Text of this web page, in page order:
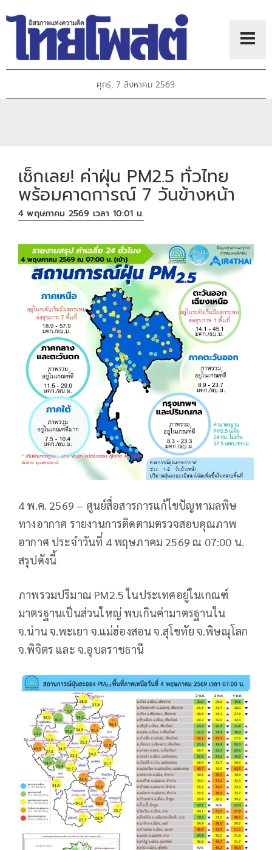
ศุกร์, 7 สิงหาคม 2569
เช็กเลย! ค่าฝุ่น PM2.5 ทั่วไทย
พร้อมคาดการณ์ 7 วันข้างหน้า
4 พฤษภาคม 2569 เวลา 10:01 น.
4 พ.ค. 2569 – ศูนย์สื่อสารการแก้ไขปัญหามลพิษ
ทางอากาศ รายงานการติดตามตรวจสอบคุณภาพ
อากาศ ประจำวันที่ 4 พฤษภาคม 2569 ณ 07:00 น.
สรุปดังนี้
ภาพรวมปริมาณ PM2.5 ในประเทศอยู่ในเกณฑ์
มาตรฐานเป็นส่วนใหญ่ พบเกินค่ามาตรฐานใน
จ.น่าน จ.พะเยา จ.แม่ฮ่องสอน จ.สุโขทัย จ.พิษณุโลก
จ.พิจิตร และ จ.อุบลราชธานี